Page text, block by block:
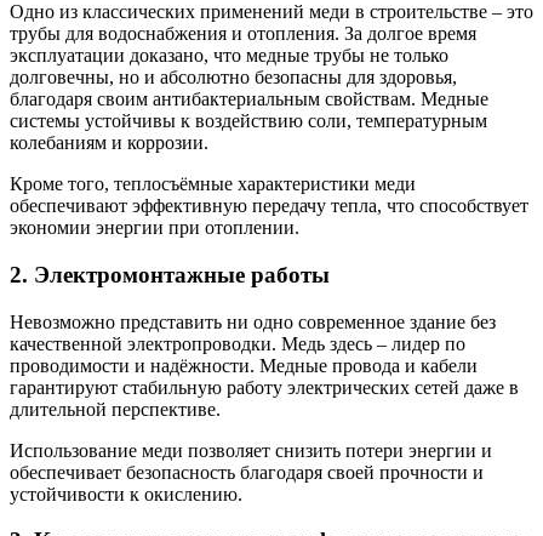
Одно из классических применений меди в строительстве – это
трубы для водоснабжения и отопления. За долгое время
эксплуатации доказано, что медные трубы не только
долговечны, но и абсолютно безопасны для здоровья,
благодаря своим антибактериальным свойствам. Медные
системы устойчивы к воздействию соли, температурным
колебаниям и коррозии.
Кроме того, теплосъёмные характеристики меди
обеспечивают эффективную передачу тепла, что способствует
экономии энергии при отоплении.
2. Электромонтажные работы
Невозможно представить ни одно современное здание без
качественной электропроводки. Медь здесь – лидер по
проводимости и надёжности. Медные провода и кабели
гарантируют стабильную работу электрических сетей даже в
длительной перспективе.
Использование меди позволяет снизить потери энергии и
обеспечивает безопасность благодаря своей прочности и
устойчивости к окислению.